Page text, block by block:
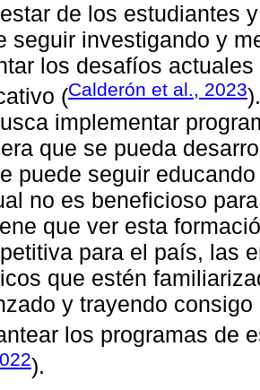
de los estudiantes
seguir investigando y
los desafíos
(Calderón et al., 2023
implementar
que se pueda
puede seguir
no es beneficioso
que ver esta
para el país, las
que estén
y trayendo
los programas de
).